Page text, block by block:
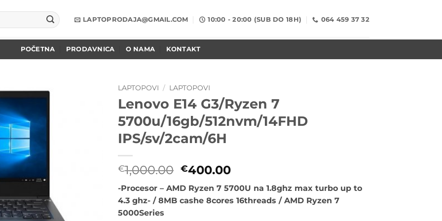
LAPTOPRODAJA@GMAIL.COM 10:00 - 20:00 (SUB DO 18H) 064 459 37 32
POČETNA PRODAVNICA O NAMA KONTAKT
LAPTOPOVI / LAPTOPOVI
Lenovo E14 G3/Ryzen 7
5700u/16gb/512nvm/14FHD
IPS/sv/2cam/6H
€1,000.00 Originalna
je
bila:
€400.00Trenutna
je:
€400.00.
-Procesor – AMD Ryzen 7 5700U na 1.8ghz max turbo up to
4.3 ghz- / 8MB cashe 8cores 16threads / AMD Ryzen 7
5000Series